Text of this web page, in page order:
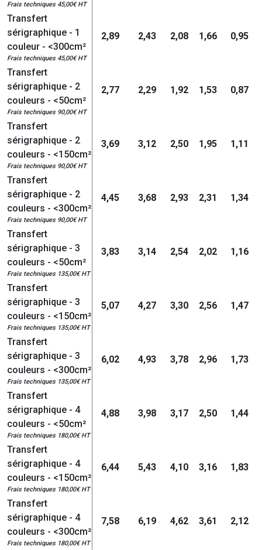
Frais techniques 45,00€ HT
Transfert
sérigraphique - 1
couleur - <300cm²
Frais techniques 45,00€ HT
2,89 2,43 2,08 1,66 0,95
Transfert
sérigraphique - 2
couleurs - <50cm²
Frais techniques 90,00€ HT
2,77 2,29 1,92 1,53 0,87
Transfert
sérigraphique - 2
couleurs - <150cm²
Frais techniques 90,00€ HT
3,69 3,12 2,50 1,95 1,11
Transfert
sérigraphique - 2
couleurs - <300cm²
Frais techniques 90,00€ HT
4,45 3,68 2,93 2,31 1,34
Transfert
sérigraphique - 3
couleurs - <50cm²
Frais techniques 135,00€ HT
3,83 3,14 2,54 2,02 1,16
Transfert
sérigraphique - 3
couleurs - <150cm²
Frais techniques 135,00€ HT
5,07 4,27 3,30 2,56 1,47
Transfert
sérigraphique - 3
couleurs - <300cm²
Frais techniques 135,00€ HT
6,02 4,93 3,78 2,96 1,73
Transfert
sérigraphique - 4
couleurs - <50cm²
Frais techniques 180,00€ HT
4,88 3,98 3,17 2,50 1,44
Transfert
sérigraphique - 4
couleurs - <150cm²
Frais techniques 180,00€ HT
6,44 5,43 4,10 3,16 1,83
Transfert
sérigraphique - 4
couleurs - <300cm²
Frais techniques 180,00€ HT
7,58 6,19 4,62 3,61 2,12